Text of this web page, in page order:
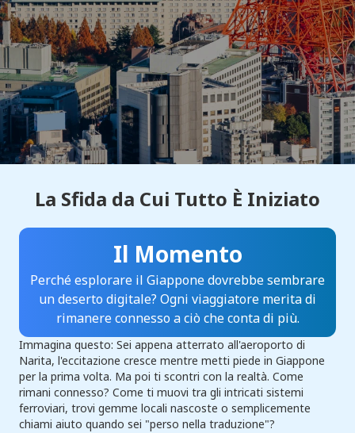
La Sfida da Cui Tutto È Iniziato
Immagina questo: Sei appena atterrato all'aeroporto di
Narita, l'eccitazione cresce mentre metti piede in Giappone
per la prima volta. Ma poi ti scontri con la realtà. Come
rimani connesso? Come ti muovi tra gli intricati sistemi
ferroviari, trovi gemme locali nascoste o semplicemente
chiami aiuto quando sei "perso nella traduzione"?
Il Momento
Perché esplorare il Giappone dovrebbe sembrare
un deserto digitale? Ogni viaggiatore merita di
rimanere connesso a ciò che conta di più.